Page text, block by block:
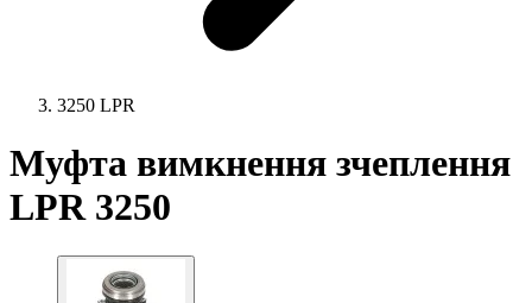
3250 LPR
Муфта вимкнення зчеплення
LPR 3250